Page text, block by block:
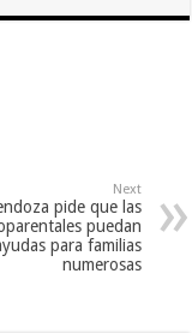
Next
pide que las
puedan
para familias
numerosas